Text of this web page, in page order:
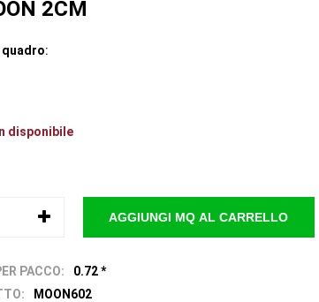
2CM
:
disponibile
PACCO:
0.72 *
MOON602